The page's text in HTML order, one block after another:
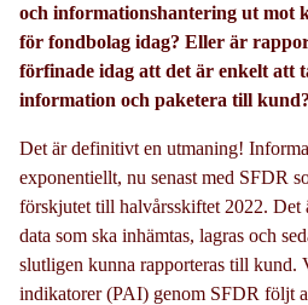
och informationshantering ut mot
för fondbolag idag? Eller är
förfinade idag att det är enkelt att
information och paketera till kund?
Det är definitivt en utmaning!
exponentiellt, nu senast med SFDR
förskjutet till halvårsskiftet 2022. Det
data som ska inhämtas, lagras och
slutligen kunna rapporteras till kund.
indikatorer (PAI) genom SFDR följt